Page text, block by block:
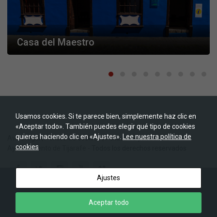
Casa del Maestro
Aviso legal|Política de cookies|Política de privacidad
Ayuntamiento de Tijarafe
Usamos cookies. Si te parece bien, simplemente haz clic en
«Aceptar todo». También puedes elegir qué tipo de cookies
quieres haciendo clic en «Ajustes». Lee nuestra política de
cookies
Ajustes
Aceptar todo
para que
funcione la
web.
de la web, en
se usa la
web.
nuestra web
durante tu
visita. Si
rechaza estas
cookies,